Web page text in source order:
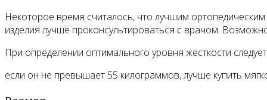
Некоторое время считалось, что лучшим
изделия лучше проконсультироваться с врачом.
При определении оптимального уровня жесткости
если он не превышает 55 килограммов, лучше купить